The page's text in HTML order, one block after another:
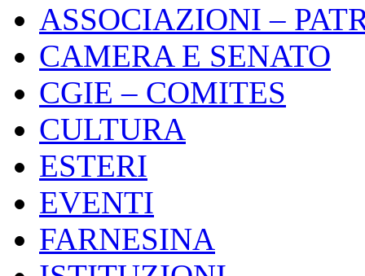
ASSOCIAZIONI –
CAMERA E SENATO
CGIE – COMITES
CULTURA
ESTERI
EVENTI
FARNESINA